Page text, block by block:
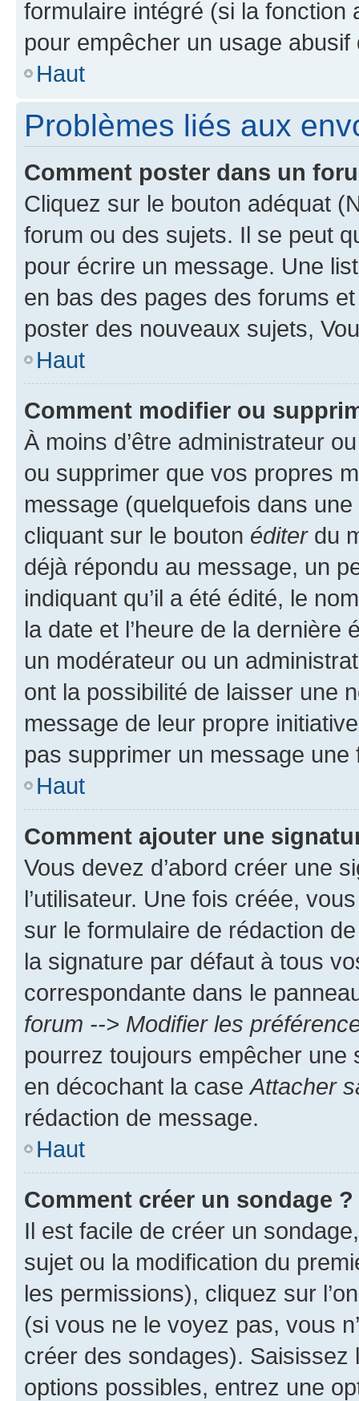
formulaire intégré (si la fonction
pour empêcher un usage
Haut
Problèmes liés aux
Comment poster dans un
Cliquez sur le bouton adéquat
forum ou des sujets. Il se peut
pour écrire un message. Une
en bas des pages des forums
poster des nouveaux sujets,
Haut
Comment modifier ou
À moins d’être administrateur
ou supprimer que vos propres
message (quelquefois dans
cliquant sur le bouton éditerdu
déjà répondu au message, un
indiquant qu’il a été édité, le
la date et l’heure de la dernière
un modérateur ou un
ont la possibilité de laisser une
message de leur propre
pas supprimer un message une
Haut
Comment ajouter une
Vous devez d’abord créer une
l’utilisateur. Une fois créée,
sur le formulaire de rédaction
la signature par défaut à tous
correspondante dans le
forum --> Modifier les
pourrez toujours empêcher une
en décochant la case Attacher
rédaction de message.
Haut
Comment créer un sondage ?
Il est facile de créer un
sujet ou la modification du
les permissions), cliquez sur
(si vous ne le voyez pas, vous
créer des sondages).
options possibles, entrez une